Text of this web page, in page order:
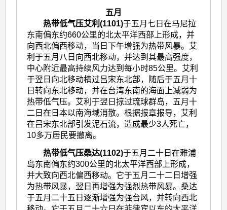
五月
热带低气压艾利(1101)于五月七日在马尼拉
东南偏东约660公里的北太平洋西部上形成，并
向西北偏西移动，当日下午增强为热带风暴。艾
利于五月八日向西北移动，并达到其最高强度，
中心附近最高持续风力达到每小时85公里。艾利
于翌日向北移动横过吕宋东北部，随后于五月十
日转向东北移动，并在台湾东南的海面上减弱为
热带低气压。艾利于翌日掠过琉球群岛，五月十
二日在日本以南海域消散。根据报章报导，艾利
在吕宋东北部引发泥石流，造成最少3人死亡，
10多万居民要撤离。
热带低气压桑达(1102)于五月二十日在雅浦
岛东南偏东约300公里的北太平洋西部上形成，
并大致向西北偏西移动。它于五月二十二日增强
为热带风暴，翌日再增强为强烈热带风暴。桑达
于五月二十五日逐渐增强为强台风，并转向西北